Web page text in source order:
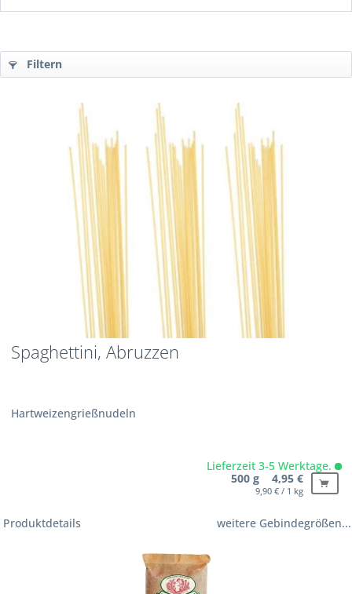
Filtern
Spaghettini, Abruzzen
Hartweizengrießnudeln
Lieferzeit 3-5 Werktage.
500 g 4,95 €
9,90 € / 1 kg
Produktdetails weitere Gebindegrößen...